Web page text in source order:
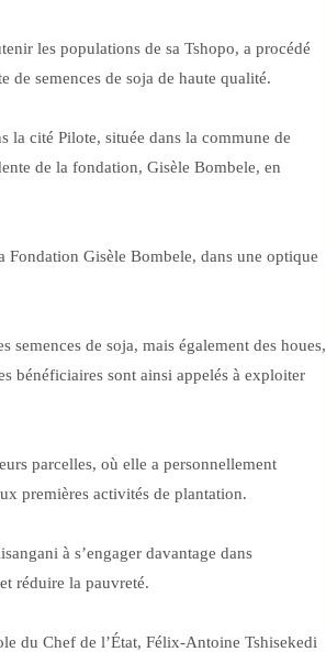
les populations de sa Tshopo, a procédé
semences de soja de haute qualité.
la cité Pilote, située dans la commune de
de la fondation, Gisèle Bombele, en
Fondation Gisèle Bombele, dans une optique
de soja, mais également des houes,
bénéficiaires sont ainsi appelés à exploiter
parcelles, où elle a personnellement
premières activités de plantation.
à s’engager davantage dans
réduire la pauvreté.
du Chef de l’État, Félix-Antoine Tshisekedi